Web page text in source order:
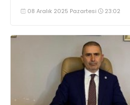
08 Aralık 2025 Pazartesi 23:02